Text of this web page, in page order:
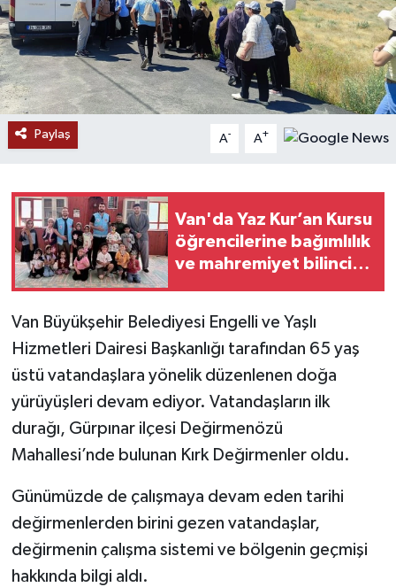
Paylaş A- A+
Van'da Yaz Kur’an Kursu
öğrencilerine bağımlılık
ve mahremiyet bilinci
Van Büyükşehir Belediyesi Engelli ve Yaşlı
Hizmetleri Dairesi Başkanlığı tarafından 65 yaş
üstü vatandaşlara yönelik düzenlenen doğa
yürüyüşleri devam ediyor. Vatandaşların ilk
durağı, Gürpınar ilçesi Değirmenözü
Mahallesi’nde bulunan Kırk Değirmenler oldu.
Günümüzde de çalışmaya devam eden tarihi
değirmenlerden birini gezen vatandaşlar,
değirmenin çalışma sistemi ve bölgenin geçmişi
hakkında bilgi aldı.